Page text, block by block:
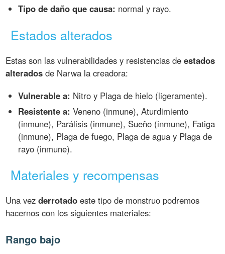
Tipo de daño que causa: normal y rayo.
Estados alterados
Estas son las vulnerabilidades y resistencias deestados
alterados de Narwa la creadora:
Vulnerable a: Nitro y Plaga de hielo (ligeramente).
Resistente a: Veneno (inmune), Aturdimiento
(inmune), Parálisis (inmune), Sueño (inmune), Fatiga
(inmune), Plaga de fuego, Plaga de agua y Plaga de
rayo (inmune).
Materiales y recompensas
Una vezderrotado este tipo de monstruo podremos
hacernos con los siguientes materiales:
Rango bajo